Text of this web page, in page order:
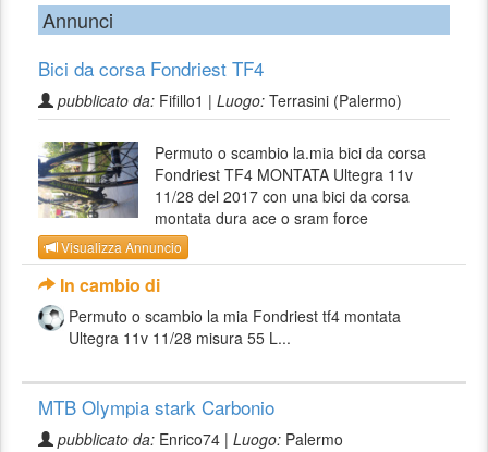
Annunci
Bici da corsa Fondriest TF4
pubblicato da: Fifillo1 | Luogo: Terrasini (Palermo)
Permuto o scambio la.mia bici da corsa
Fondriest TF4 MONTATA Ultegra 11v
11/28 del 2017 con una bici da corsa
montata dura ace o sram force
Visualizza Annuncio
In cambio di
Permuto o scambio la mia Fondriest tf4 montata
Ultegra 11v 11/28 misura 55 L...
MTB Olympia stark Carbonio
pubblicato da: Enrico74 | Luogo: Palermo